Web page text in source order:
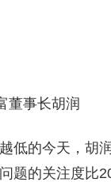
董事长胡润
低的今天，胡
题的关注度比